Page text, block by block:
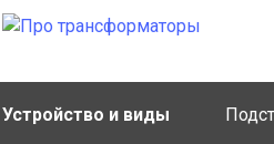
Устройство и виды